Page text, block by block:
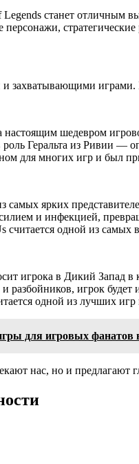
станет
захватывающими
настоящим шедевром
Геральта из Ривии —
для многих игр и был
самых ярких
и инфекцией,
одной из самых
игрока в Дикий
игрок будет
одной из лучших игр
для игровых фанатов
нас, но и предлагают